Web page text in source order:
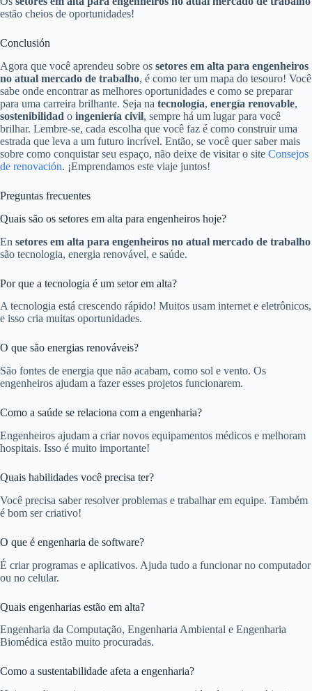
estão cheios de oportunidades!
Conclusión
Agora que você aprendeu sobre os setores em alta para engenheiros
no atual mercado de trabalho, é como ter um mapa do tesouro! Você
sabe onde encontrar as melhores oportunidades e como se preparar
para uma carreira brilhante. Seja na tecnología, energía renovable,
sostenibilidad o ingeniería civil, sempre há um lugar para você
brilhar. Lembre-se, cada escolha que você faz é como construir uma
estrada que leva a um futuro incrível. Então, se você quer saber mais
sobre como conquistar seu espaço, não deixe de visitar o site Consejos
de renovación. ¡Emprendamos este viaje juntos!
Preguntas frecuentes
Quais são os setores em alta para engenheiros hoje?
En setores em alta para engenheiros no atual mercado de trabalho
são tecnologia, energia renovável, e saúde.
Por que a tecnologia é um setor em alta?
A tecnologia está crescendo rápido! Muitos usam internet e eletrônicos,
e isso cria muitas oportunidades.
O que são energias renováveis?
São fontes de energia que não acabam, como sol e vento. Os
engenheiros ajudam a fazer esses projetos funcionarem.
Como a saúde se relaciona com a engenharia?
Engenheiros ajudam a criar novos equipamentos médicos e melhoram
hospitais. Isso é muito importante!
Quais habilidades você precisa ter?
Você precisa saber resolver problemas e trabalhar em equipe. Também
é bom ser criativo!
O que é engenharia de software?
É criar programas e aplicativos. Ajuda tudo a funcionar no computador
ou no celular.
Quais engenharias estão em alta?
Engenharia da Computação, Engenharia Ambiental e Engenharia
Biomédica estão muito procuradas.
Como a sustentabilidade afeta a engenharia?